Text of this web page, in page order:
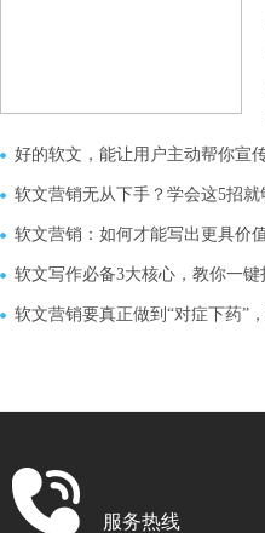
好的软文，能让用户主动帮你宣
软文营销无从下手？学会这5招就
软文营销：如何才能写出更具价
软文写作必备3大核心，教你一键
软文营销要真正做到“对症下药”
服务热线